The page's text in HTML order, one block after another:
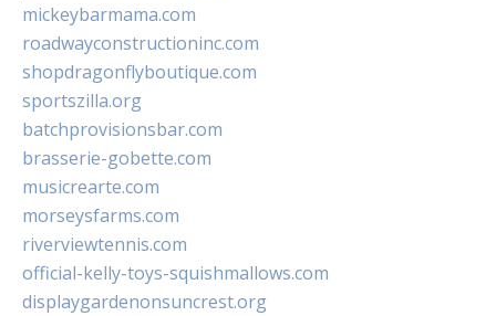
mickeybarmama.com
roadwayconstructioninc.com
shopdragonflyboutique.com
sportszilla.org
batchprovisionsbar.com
brasserie-gobette.com
musicrearte.com
morseysfarms.com
riverviewtennis.com
official-kelly-toys-squishmallows.com
displaygardenonsuncrest.org